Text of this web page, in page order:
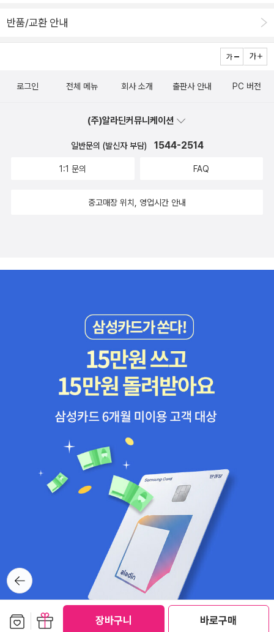
장바구니 바로구매
의 모든 고민을 해결하려고 들지 않는 책, 고민이 있으면 나가서 같이
서 천천히 걷고 싶어졌다. 누군가 옆에서 함께 걸어줬으면 좋겠다.
리다는 것을 알게되고, 끝나고 늘 오가는 아파트에 혼자 집을 찾아갈
는데 30분밖에 안 걸리는 것도 알게 된다. 무엇보다 혼자 할 수 있는
친구들이 있다는 것을 알게 된다.이 작품은 10대라면 누구나 한번쯤
다. 걷기 활동을 넘어, 함께 걷는다라는 의미를 두고, 아이들은 걷기를
을 깨닫게 되는 아이들의 모습을 보면서 함께 걷는 길이 성장과 치유
에 도움이 된다라는 것을 알게 해준다.따돌림, 학폭, 가정문제, 짝사랑
관계가 얼마나 소중한지, 그리고 마음의 회복과 성숙이 얼머나 중요
때부터인가 ‘골걸음(만보 걷기)’을 하려는 분이 꽤 많은데, 집안일이
노라면, 또한 쇠(자동차)를 몰지 않고서 걷거나 두바퀴(자전거)를 달
끝없이 걸었다. 다리랑 무릎이 시큰하고 아파도 걷고 또 걸었는데, 맨
(4시간) 오가는 길을 심부름으로 짐을 나르기 일쑤였다. 요즈음 어린
울퉁불퉁했다. 내 발바닥은 어린날부터 딱딱하고 울퉁불퉁했지만, 여
러 또래나 동무에 대면 ‘말랑발’이라며 놀림받았다. 그런데 내 발바닥
거꾸로 말랑발로 바뀌더라. 어제는 고흥에서 새벽부터 달렸다. 아침
아왔지. 마지막으로 시골버스를 기다려서 타야 하는데, 발과 다리를
헤아려서 택시를 불렀다. 15km를 달리며 17000원을 치르는 삯은 조
금도 아깝지 않다. 애쓰고 힘쓴 발과 다리를 지켜야지. 집에서 씻고서
같이 저녁을 먹는다. 부엌에 앉아서 또 주무르며 풀어준다. 이제 비로
소 조금 풀린다. 이튿날 마저 잘 쉬고서, 달날(월요일)에 서울로 일하
컷 걸어다니면서 이웃을 만나고 이야기꽃을 펴고 책집마실을 할 테니
까. 2026.1.24.흙.ㅍㄹㄴ글 : 숲노래·파란놀(최종규). 낱말책을 쓴다.
《풀꽃나무 들숲노래 동시 따라쓰기》, 《새로 쓰는 말밑 꾸러미 사전》,
《미래세대를 위한 우리말과 문해력》, 《들꽃내음 따라 걷다가 작은책
집을 보았습니다》, 《우리말꽃》, 《쉬운 말이 평화》, 《곁말》, 《책숲마
실》, 《우리말 수수께끼 동시》, 《시골에서 살림 짓는 즐거움》, 《이오
덕 마음 읽기》을 썼다. blog.naver.com/hbooklove
반품/교환 안내
뒤로가
기
로그인 전체 메뉴 회사 소개 출판사 안내 PC 버전
(주)알라딘커뮤니케이션
일반문의 (발신자 부담) 1544-2514
1:1 문의 FAQ
중고매장 위치, 영업시간 안내